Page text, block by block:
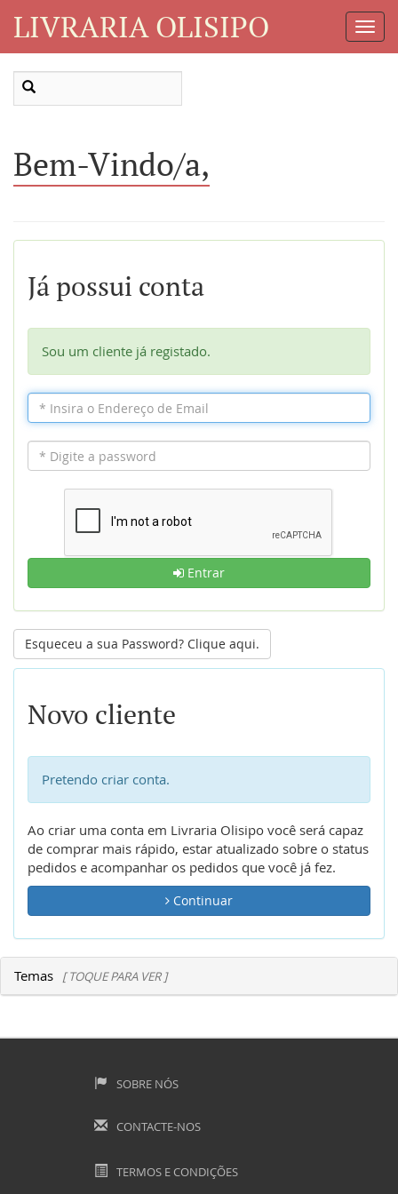
LIVRARIA OLISIPO
Bem-Vindo/a,
Já possui conta
Sou um cliente já registado.
Entrar
Esqueceu a sua Password? Clique aqui.
Novo cliente
Pretendo criar conta.
Ao criar uma conta em Livraria Olisipo você será capaz
de comprar mais rápido, estar atualizado sobre o status
pedidos e acompanhar os pedidos que você já fez.
Continuar
Temas [ TOQUE PARA VER ]
SOBRE NÓS
CONTACTE-NOS
TERMOS E CONDIÇÕES